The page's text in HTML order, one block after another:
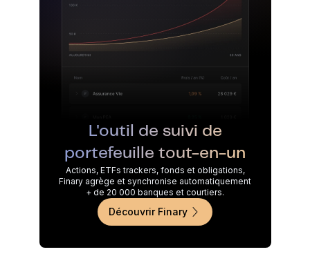
L'outil de suivi de
portefeuille tout-en-un
Actions, ETFs trackers, fonds et obligations,
Finary agrège et synchronise automatiquement
+ de 20 000 banques et courtiers.
Découvrir Finary